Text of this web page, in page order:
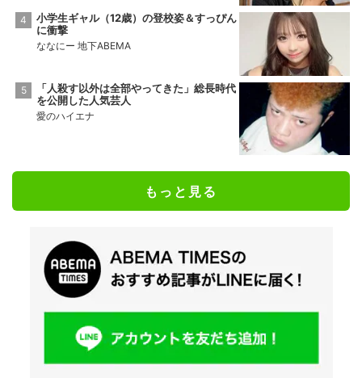
小学生ギャル（12歳）の登校姿＆すっぴん
に衝撃
ななにー 地下ABEMA
「人殺す以外は全部やってきた」総長時代
を公開した人気芸人
愛のハイエナ
もっと見る